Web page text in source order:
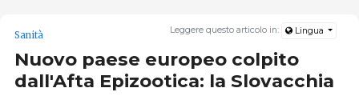
Leggere questo articolo in: Lingua
Sanità
Nuovo paese europeo colpito
dall'Afta Epizootica: la Slovacchia